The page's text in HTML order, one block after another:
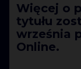
Więcej o
tytułu
września
Online.